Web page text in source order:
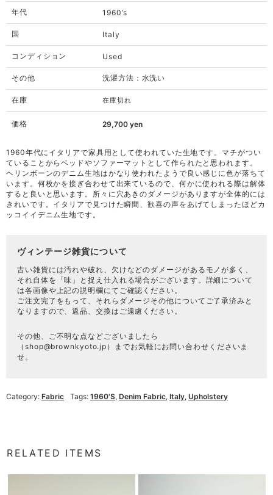
年代 1960’s
国 Italy
コンディション Used
その他 洗濯方法：水洗い
在庫 在庫切れ
価格 29,700 yen
1960年代にイタリアで家具用として使われていた生地です。マチがつい
ていることからベッドやソファーマットとして作られたと思われます。
ヘリンボーンのデニム生地はかなり使われたようで良い感じに色が落ちて
います。何枚かを接ぎ合わせて出来ているので、何かに使われる際は解体
すると良いと思います。所々に穴あきのダメージがありますが全体的には
きれいです。イタリアで見つけた瞬間、歓喜の声をあげてしまったほどカ
ッコイイデニム生地です。
ヴィンテージ雑貨について
古い雑貨には汚れや破れ、欠けなどのダメージがあるモノが多く、
それ自体を「味」と捉え仕入れる場合がございます。詳細について
は各画像や上記の説明欄にてご確認ください。
ご注文完了をもって、それらダメージその他についてご了承済みと
なりますので、返品、交換はご遠慮ください。
その他、ご不明な点などございましたら
（ shop@brownkyoto.jp ）までお気軽にお問い合わせくださいま
せ。
Category: Fabric Tags: 1960's, Denim Fabric, Italy, Upholstery
RELATED ITEMS